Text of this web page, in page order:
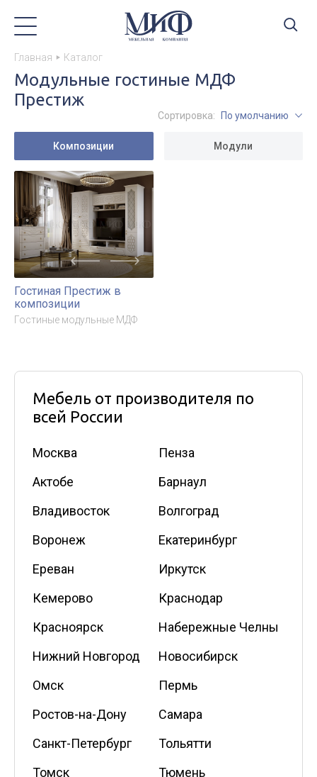
Главная Каталог
Модульные гостиные МДФ
Престиж
Сортировка: По умолчанию
Композиции Модули
Гостиная Престиж в
композиции
Гостиные модульные МДФ
Мебель от производителя по
всей России
Москва
Пенза
Актобе
Барнаул
Владивосток
Волгоград
Воронеж
Екатеринбург
Ереван
Иркутск
Кемерово
Краснодар
Красноярск
Набережные Челны
Нижний Новгород
Новосибирск
Омск
Пермь
Ростов-на-Дону
Самара
Санкт-Петербург
Тольятти
Томск
Тюмень